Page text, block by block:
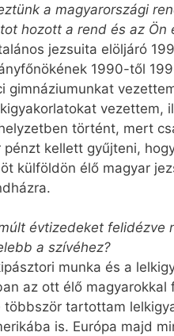
a magyarországi
hozott a rend és az Ön
jezsuita elöljáró
1990-től
gimnáziumunkat
vezettem,
történt, mert
pénzt kellett gyűjteni,
külföldön élő magyar
évtizedeket felidézve
a szívéhez?
munka és a
az ott élő
többször tartottam
is. Európa majd